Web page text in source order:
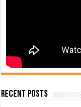
Recent Posts